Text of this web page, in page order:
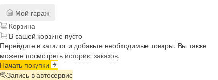
Мой гараж
Корзина
В вашей корзине пусто
Перейдите в каталог и добавьте необходимые товары. Вы также
можете посмотреть историю заказов.
Начать покупки
Запись в автосервис